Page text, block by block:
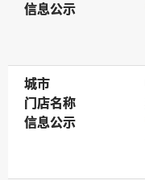
信息公示
信息公示
城市
城市
门店名称
门店名称
信息公示
信息公示